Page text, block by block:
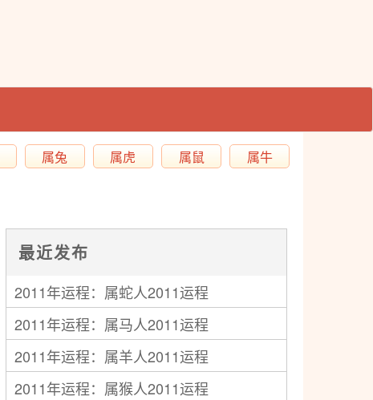
属兔 属虎 属鼠
属牛
最近发布
2011年运程：属蛇人2011运程
2011年运程：属马人2011运程
2011年运程：属羊人2011运程
2011年运程：属猴人2011运程